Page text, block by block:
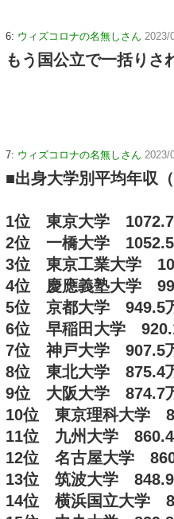
6: ウィズコロナの名無しさん 2023/
もう国公立で一括りさ
7: ウィズコロナの名無しさん 2023/
■出身大学別平均年収
1位 東京大学 1072.7
2位 一橋大学 1052.5
3位 東京工業大学
4位 慶應義塾大学
5位 京都大学 949.5
6位 早稲田大学
7位 神戸大学 907.5
8位 東北大学 875.4
9位 大阪大学 874.7
10位 東京理科大学
11位 九州大学 860.4
12位 名古屋大学
13位 筑波大学 848.9
14位 横浜国立大学